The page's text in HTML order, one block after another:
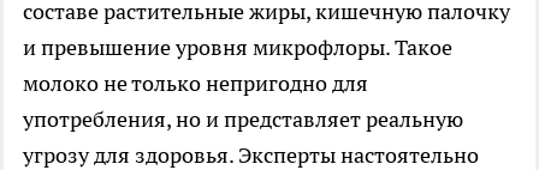
составе растительные жиры, кишечную палочку
и превышение уровня микрофлоры. Такое
молоко не только непригодно для
употребления, но и представляет реальную
угрозу для здоровья. Эксперты настоятельно